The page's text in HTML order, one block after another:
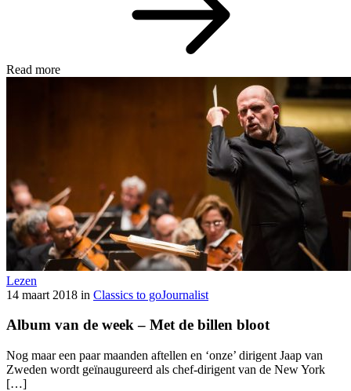
Read more
Lezen
14 maart 2018 in Classics to goJournalist
Album van de week – Met de billen bloot
Nog maar een paar maanden aftellen en ‘onze’ dirigent Jaap van
Zweden wordt geïnaugureerd als chef-dirigent van de New York
[…]